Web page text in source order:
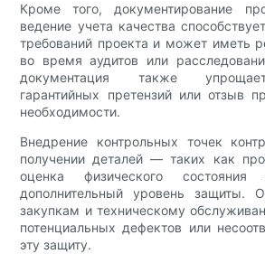
Кроме того, документирование
ведение учета качества
требований проекта и может иметь
во время аудитов или
документация также
гарантийных претензий или отзыв
необходимости.
Внедрение контрольных точек
получении деталей — таких как
оценка физического
дополнительный уровень защиты.
закупкам и техническому
потенциальных дефектов или
эту защиту.